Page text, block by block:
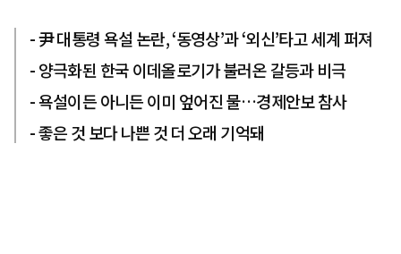
- 尹 대통령 욕설 논란, ‘동영상’과 ‘외신’타고 세계 퍼져
- 양극화된 한국 이데올로기가 불러온 갈등과 비극
- 욕설이든 아니든 이미 엎어진 물…경제안보 참사
- 좋은 것 보다 나쁜 것 더 오래 기억돼